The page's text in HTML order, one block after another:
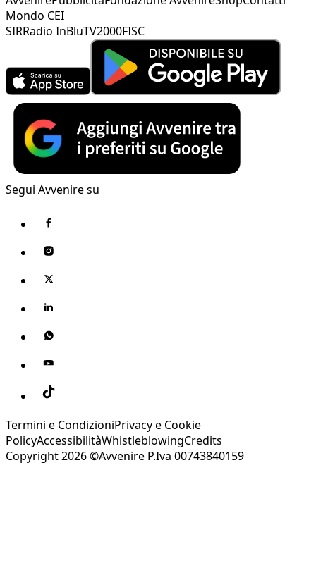
Mondo CEI
SIRRadio InBluTV2000FISC
Segui Avvenire su
Termini e CondizioniPrivacy e Cookie
PolicyAccessibilitàWhistleblowingCredits
Copyright 2026 ©Avvenire P.Iva 00743840159